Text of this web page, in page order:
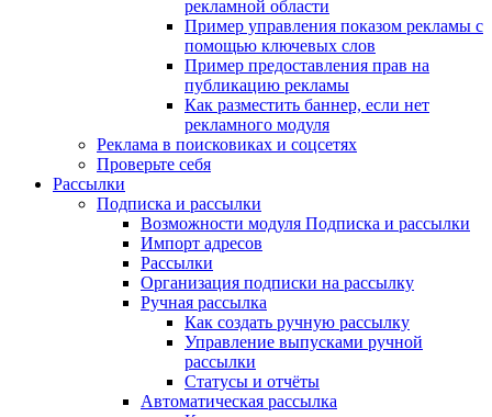
рекламной области
Пример управления показом рекламы с
помощью ключевых слов
Пример предоставления прав на
публикацию рекламы
Как разместить баннер, если нет
рекламного модуля
Реклама в поисковиках и соцсетях
Проверьте себя
Рассылки
Подписка и рассылки
Возможности модуля Подписка и рассылки
Импорт адресов
Рассылки
Организация подписки на рассылку
Ручная рассылка
Как создать ручную рассылку
Управление выпусками ручной
рассылки
Статусы и отчёты
Автоматическая рассылка